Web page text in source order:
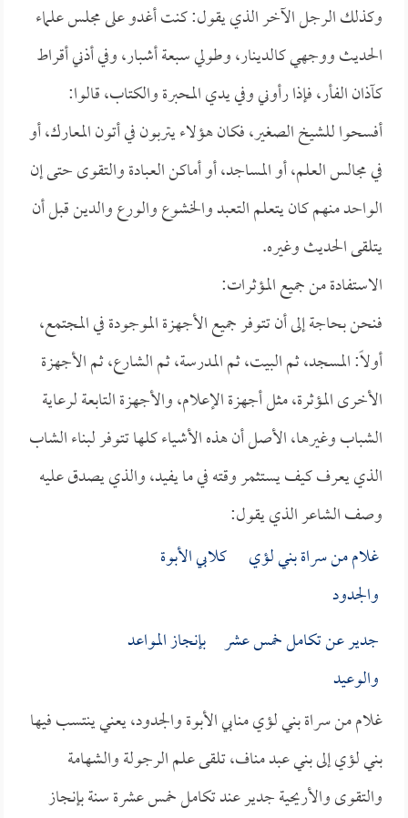
وكذلك الرجل الآخر الذي يقول: كنت أغدو على مجلس علماء
الحديث ووجهي كالدينار، وطولي سبعة أشبار، وفي أذني أقراط
كآذان الفأر، فإذا رأوني وفي يدي المحبرة والكتاب، قالوا:
أفسحوا للشيخ الصغير، فكان هؤلاء يتربون في أتون المعارك، أو
في مجالس العلم، أو المساجد، أو أماكن العبادة والتقوى حتى إن
الواحد منهم كان يتعلم التعبد والخشوع والورع والدين قبل أن
يتلقى الحديث وغيره.
الاستفادة من جميع المؤثرات:
فنحن بحاجة إلى أن تتوفر جميع الأجهزة الموجودة في المجتمع،
أولاً: المسجد، ثم البيت، ثم المدرسة، ثم الشارع، ثم الأجهزة
الأخرى المؤثرة، مثل أجهزة الإعلام، والأجهزة التابعة لرعاية
الشباب وغيرها، الأصل أن هذه الأشياء كلها تتوفر لبناء الشاب
الذي يعرف كيف يستثمر وقته في ما يفيد، والذي يصدق عليه
وصف الشاعر الذي يقول:
غلام من سراة بني لؤي كلابي الأبوة
والجدود
جدير عن تكامل خمس عشر بإنجاز المواعد
والوعيد
غلام من سراة بني لؤي منابي الأبوة والجدود، يعني ينتسب فيها
بني لؤي إلى بني عبد مناف، تلقى علم الرجولة والشهامة
والتقوى والأريحية جدير عند تكامل خمس عشرة سنة بإنجاز